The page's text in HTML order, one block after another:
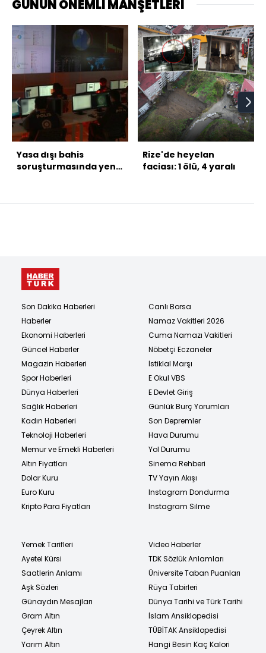
GÜNÜN ÖNEMLİ MANŞETLERİ
Yasa dışı bahis
soruşturmasında yeni
Rize'de heyelan
faciası: 1 ölü, 4 yaralı
Son Dakika Haberleri
Haberler
Ekonomi Haberleri
Güncel Haberler
Magazin Haberleri
Spor Haberleri
Dünya Haberleri
Sağlık Haberleri
Kadın Haberleri
Teknoloji Haberleri
Memur ve Emekli Haberleri
Altın Fiyatları
Dolar Kuru
Euro Kuru
Kripto Para Fiyatları
Canlı Borsa
Namaz Vakitleri 2026
Cuma Namazı Vakitleri
Nöbetçi Eczaneler
İstiklal Marşı
E Okul VBS
E Devlet Giriş
Günlük Burç Yorumları
Son Depremler
Hava Durumu
Yol Durumu
Sinema Rehberi
TV Yayın Akışı
Instagram Dondurma
Instagram Silme
Yemek Tarifleri
Ayetel Kürsi
Saatlerin Anlamı
Aşk Sözleri
Günaydın Mesajları
Gram Altın
Çeyrek Altın
Yarım Altın
Video Haberler
TDK Sözlük Anlamları
Üniversite Taban Puanları
Rüya Tabirleri
Dünya Tarihi ve Türk Tarihi
İslam Ansiklopedisi
TÜBİTAK Ansiklopedisi
Hangi Besin Kaç Kalori